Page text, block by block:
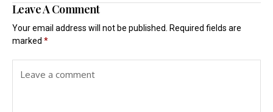
Leave A Comment
Your email address will not be published.
Required fields are
marked *